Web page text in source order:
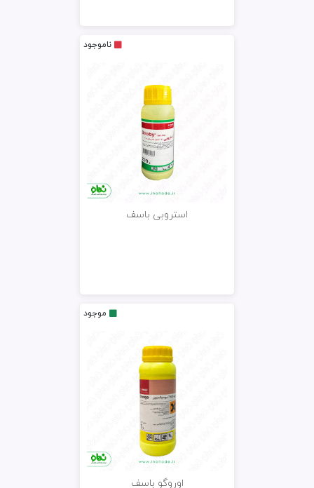
ناموجود
استروبی باسف
موجود
اوروگو باسف